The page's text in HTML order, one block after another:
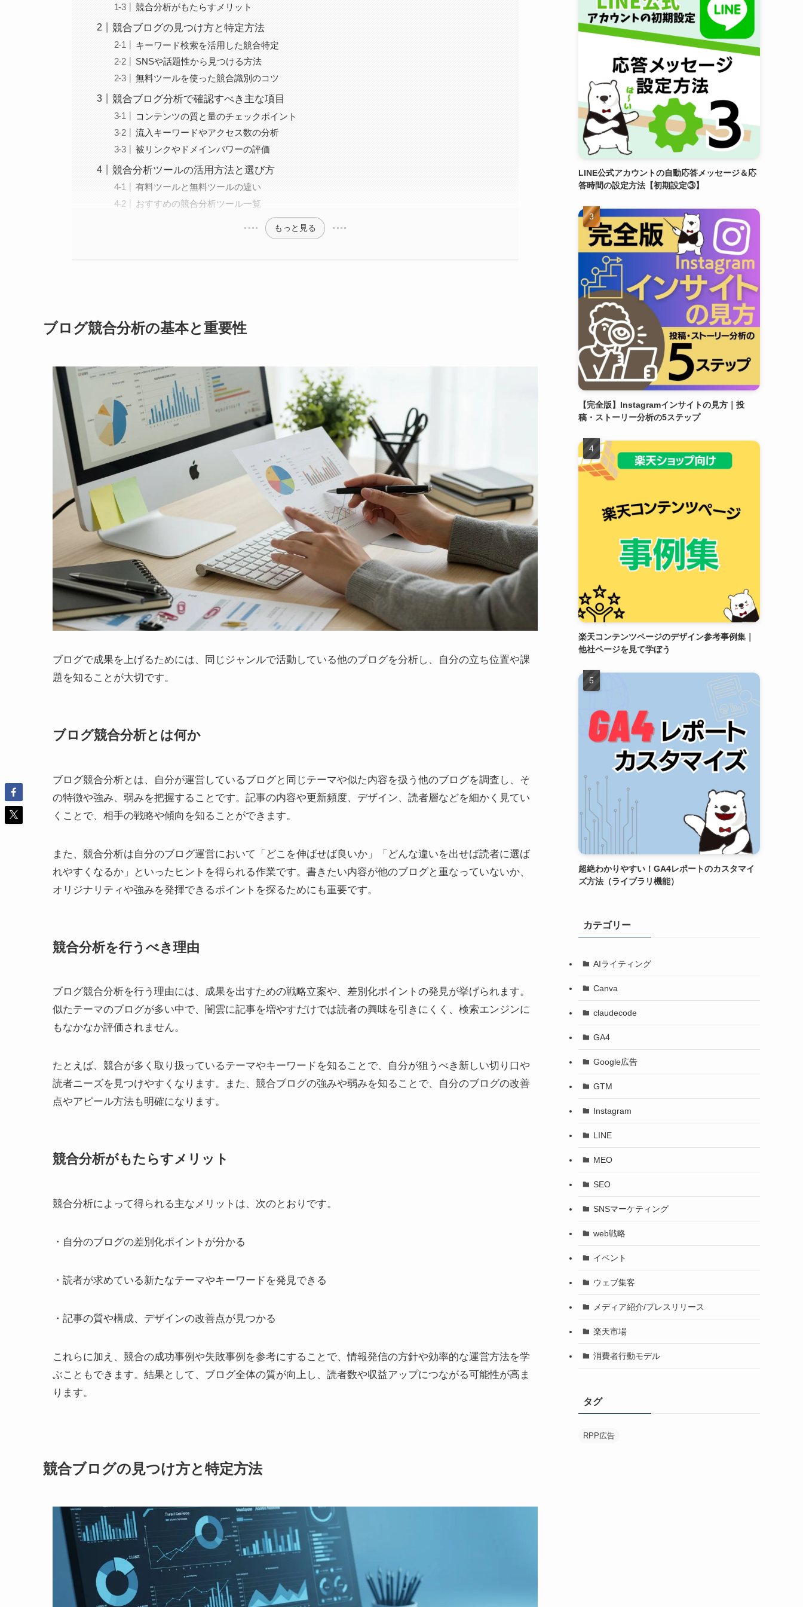
競合分析がもたらすメリット
競合ブログの見つけ方と特定方法
キーワード検索を活用した競合特定
SNSや話題性から見つける方法
無料ツールを使った競合識別のコツ
競合ブログ分析で確認すべき主な項目
コンテンツの質と量のチェックポイント
流入キーワードやアクセス数の分析
被リンクやドメインパワーの評価
競合分析ツールの活用方法と選び方
有料ツールと無料ツールの違い
おすすめの競合分析ツール一覧
もっと見る
ブログ競合分析の基本と重要性
ブログで成果を上げるためには、同じジャンルで活動している他のブログを分析し、自分の立ち位置や課
題を知ることが大切です。
ブログ競合分析とは何か
ブログ競合分析とは、自分が運営しているブログと同じテーマや似た内容を扱う他のブログを調査し、そ
の特徴や強み、弱みを把握することです。記事の内容や更新頻度、デザイン、読者層などを細かく見てい
くことで、相手の戦略や傾向を知ることができます。
また、競合分析は自分のブログ運営において「どこを伸ばせば良いか」「どんな違いを出せば読者に選ば
れやすくなるか」といったヒントを得られる作業です。書きたい内容が他のブログと重なっていないか、
オリジナリティや強みを発揮できるポイントを探るためにも重要です。
競合分析を行うべき理由
ブログ競合分析を行う理由には、成果を出すための戦略立案や、差別化ポイントの発見が挙げられます。
似たテーマのブログが多い中で、闇雲に記事を増やすだけでは読者の興味を引きにくく、検索エンジンに
もなかなか評価されません。
たとえば、競合が多く取り扱っているテーマやキーワードを知ることで、自分が狙うべき新しい切り口や
読者ニーズを見つけやすくなります。また、競合ブログの強みや弱みを知ることで、自分のブログの改善
点やアピール方法も明確になります。
競合分析がもたらすメリット
競合分析によって得られる主なメリットは、次のとおりです。
・自分のブログの差別化ポイントが分かる
・読者が求めている新たなテーマやキーワードを発見できる
・記事の質や構成、デザインの改善点が見つかる
これらに加え、競合の成功事例や失敗事例を参考にすることで、情報発信の方針や効率的な運営方法を学
ぶこともできます。結果として、ブログ全体の質が向上し、読者数や収益アップにつながる可能性が高ま
ります。
競合ブログの見つけ方と特定方法
LINE公式アカウントの自動応答メッセージ＆応
答時間の設定方法【初期設定③】
【完全版】Instagramインサイトの見方｜投
稿・ストーリー分析の5ステップ
楽天コンテンツページのデザイン参考事例集｜
他社ページを見て学ぼう
超絶わかりやすい！GA4レポートのカスタマイ
ズ方法（ライブラリ機能）
カテゴリー
AIライティング
Canva
claudecode
GA4
Google広告
GTM
Instagram
LINE
MEO
SEO
SNSマーケティング
web戦略
イベント
ウェブ集客
メディア紹介/プレスリリース
楽天市場
消費者行動モデル
タグ
RPP広告